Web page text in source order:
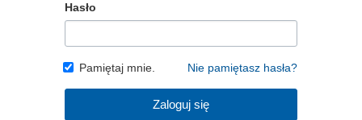
Hasło
Pamiętaj mnie. Nie pamiętasz hasła?
Zaloguj się